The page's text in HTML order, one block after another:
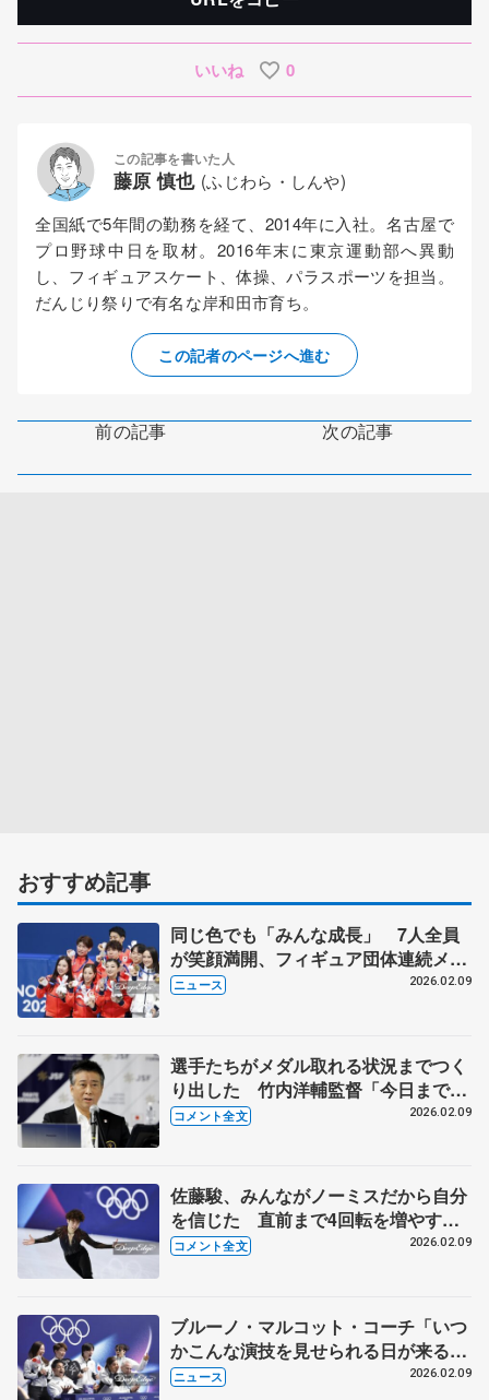
いいね 0
この記事を書いた人
藤原 慎也 (ふじわら・しんや)
全国紙で5年間の勤務を経て、2014年に入社。名古屋で
プロ野球中日を取材。2016年末に東京運動部へ異動
し、フィギュアスケート、体操、パラスポーツを担当。
だんじり祭りで有名な岸和田市育ち。
この記者のページへ進む
前の記事 次の記事
おすすめ記事
同じ色でも「みんな成長」 7人全員
が笑顔満開、フィギュア団体連続メダ
ル
ニュース 2026.02.09
選手たちがメダル取れる状況までつく
り出した 竹内洋輔監督「今日までの
全ての演技が誇らしい」 【ミラノ五
コメント全文 2026.02.09
佐藤駿、みんながノーミスだから自分
を信じた 直前まで4回転を増やすか
迷ったが…【ミラノ五輪団体男子フリ
コメント全文 2026.02.09
ブルーノ・マルコット・コーチ「いつ
かこんな演技を見せられる日が来るこ
とは分かっていた」 フィギュア団体
ニュース 2026.02.09